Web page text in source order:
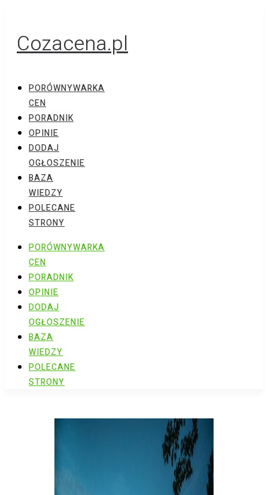
Cozacena.pl
PORÓWNYWARKA
CEN
PORADNIK
OPINIE
DODAJ
OGŁOSZENIE
BAZA
WIEDZY
POLECANE
STRONY
PORÓWNYWARKA
CEN
PORADNIK
OPINIE
DODAJ
OGŁOSZENIE
BAZA
WIEDZY
POLECANE
STRONY